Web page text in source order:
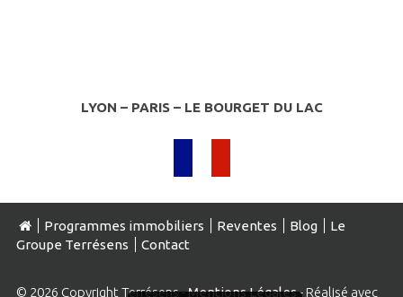
LYON – PARIS – LE BOURGET DU LAC
Programmes immobiliers Reventes Blog
Le
Groupe Terrésens
Contact
© 2026 Copyright Terrésens -Mentions Légales- Réalisé avec